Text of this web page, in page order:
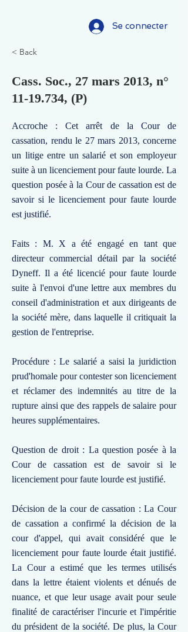
Se connecter
< Back
Cass. Soc., 27 mars 2013, n°
11-19.734, (P)
Accroche : Cet arrêt de la Cour de
cassation, rendu le 27 mars 2013, concerne
un litige entre un salarié et son employeur
suite à un licenciement pour faute lourde. La
question posée à la Cour de cassation est de
savoir si le licenciement pour faute lourde
est justifié.
Faits : M. X a été engagé en tant que
directeur commercial détail par la société
Dyneff. Il a été licencié pour faute lourde
suite à l'envoi d'une lettre aux membres du
conseil d'administration et aux dirigeants de
la société mère, dans laquelle il critiquait la
gestion de l'entreprise.
Procédure : Le salarié a saisi la juridiction
prud'homale pour contester son licenciement
et réclamer des indemnités au titre de la
rupture ainsi que des rappels de salaire pour
heures supplémentaires.
Question de droit : La question posée à la
Cour de cassation est de savoir si le
licenciement pour faute lourde est justifié.
Décision de la cour de cassation : La Cour
de cassation a confirmé la décision de la
cour d'appel, qui avait considéré que le
licenciement pour faute lourde était justifié.
La Cour a estimé que les termes utilisés
dans la lettre étaient violents et dénués de
nuance, et que leur usage avait pour seule
finalité de caractériser l'incurie et l'impéritie
du président de la société. De plus, la Cour